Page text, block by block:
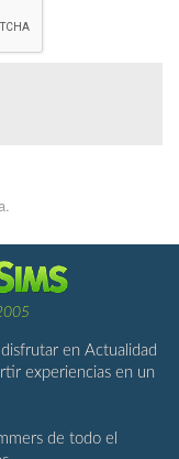
en Actualidad
experiencias en un
de todo el